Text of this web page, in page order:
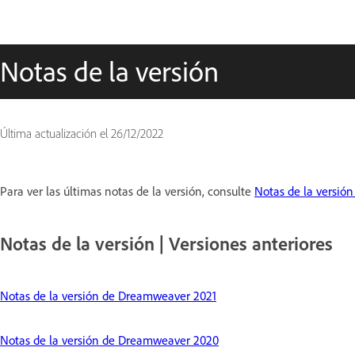
Notas de la versión
Última actualización el 26/12/2022
Para ver las últimas notas de la versión, consulte Notas de la
Notas de la versión | Versiones anteriores
Notas de la versión de Dreamweaver 2021
Notas de la versión de Dreamweaver 2020